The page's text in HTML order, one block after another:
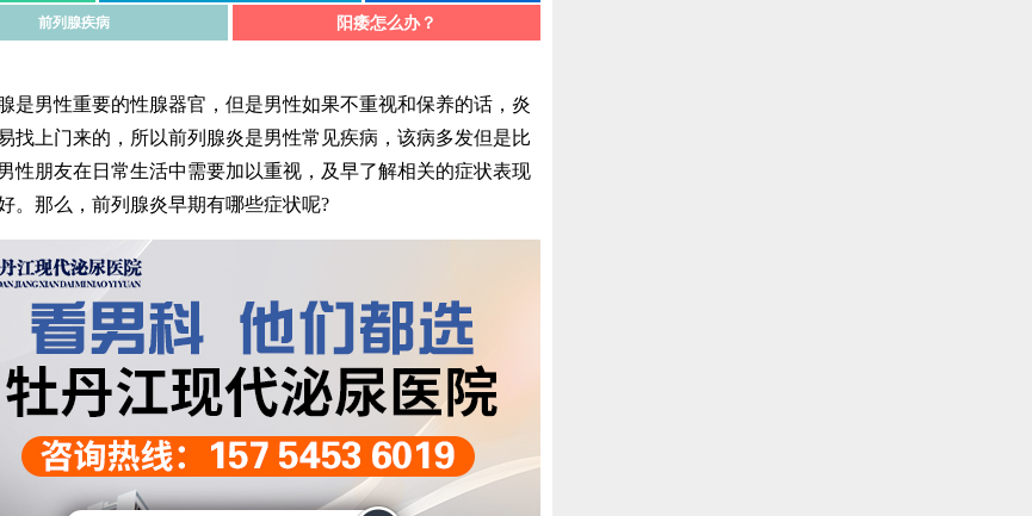
前列腺疾病 阳痿怎么办？
男性重要的性腺器官，但是男性如果不重视和保养的话，炎
找上门来的，所以前列腺炎是男性常见疾病，该病多发但是比
性朋友在日常生活中需要加以重视，及早了解相关的症状表现
。那么，前列腺炎早期有哪些症状呢?